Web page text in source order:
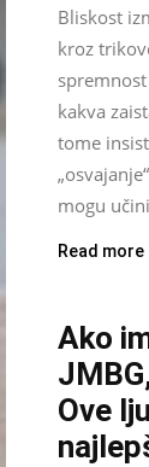
Bliskost
kroz
kakva
tome
mogu
Read more
Ako
Ove